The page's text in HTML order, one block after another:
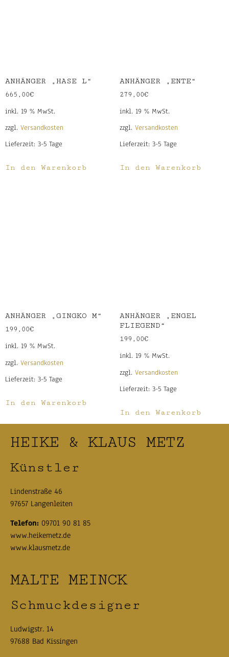
ANHÄNGER „HASE L“
665,00€
inkl. 19 % MwSt.
zzgl. Versandkosten
Lieferzeit: 3-5 Tage
In den Warenkorb
ANHÄNGER „ENTE“
279,00€
inkl. 19 % MwSt.
zzgl. Versandkosten
Lieferzeit: 3-5 Tage
In den Warenkorb
ANHÄNGER „GINGKO M“
199,00€
inkl. 19 % MwSt.
zzgl. Versandkosten
Lieferzeit: 3-5 Tage
In den Warenkorb
ANHÄNGER „ENGEL
FLIEGEND“
199,00€
inkl. 19 % MwSt.
zzgl. Versandkosten
Lieferzeit: 3-5 Tage
In den Warenkorb
HEIKE & KLAUS METZ
Künstler
Lindenstraße 46
97657 Langenleiten
Telefon: 09701 90 81 85
www.heikemetz.de
www.klausmetz.de
MALTE MEINCK
Schmuckdesigner
Ludwigstr. 14
97688 Bad Kissingen